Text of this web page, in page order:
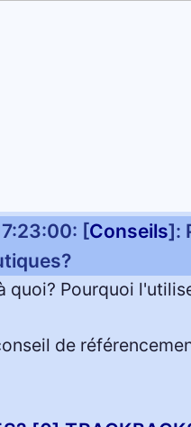
[Conseils]:
quoi? Pourquoi
de